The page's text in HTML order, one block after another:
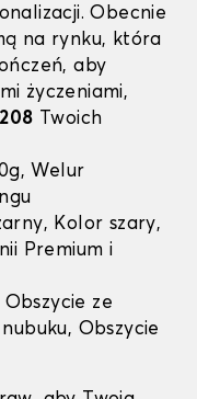
Obecnie
na rynku, która
aby
życzeniami,
Twoich
Welur
Kolor szary,
Premium i
Obszycie ze
Obszycie